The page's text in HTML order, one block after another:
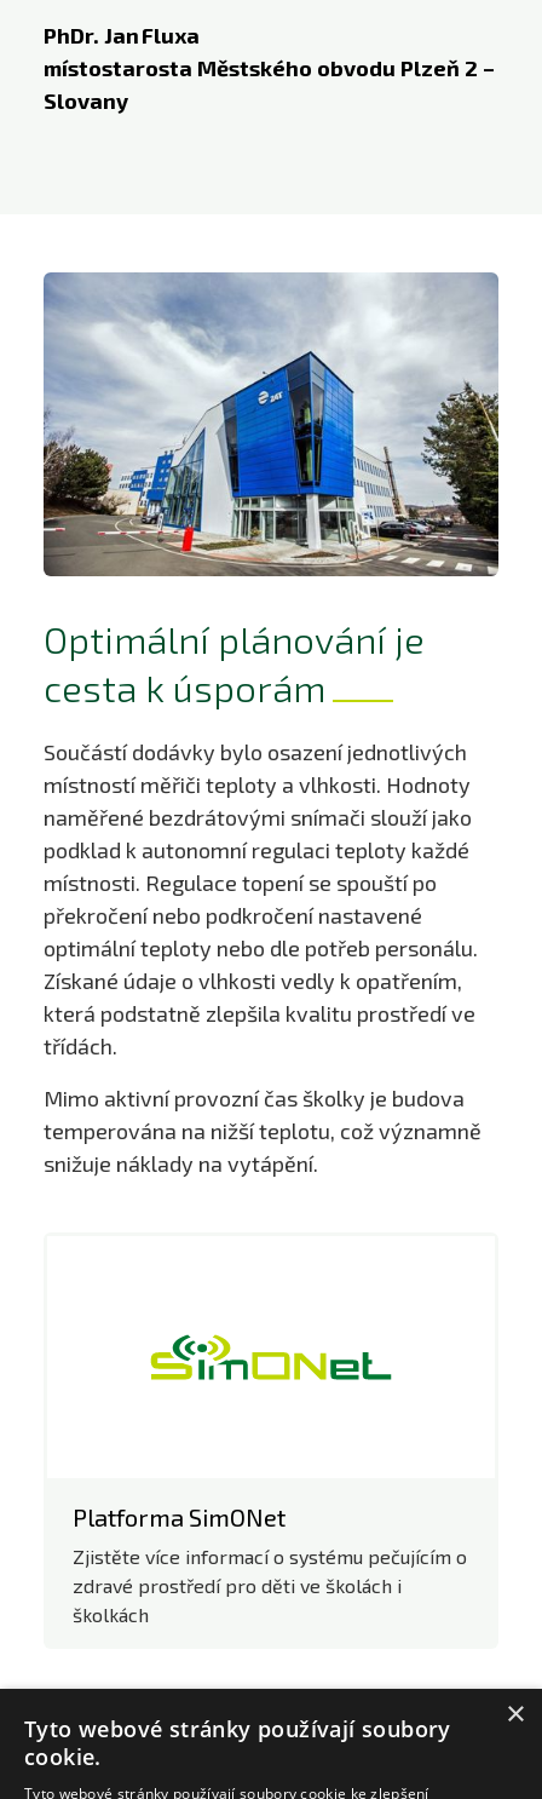
PhDr. Jan Fluxa
místostarosta Městského obvodu Plzeň 2 –
Slovany
Optimální plánování je
cesta k úsporám
Součástí dodávky bylo osazení jednotlivých
místností měřiči teploty a vlhkosti. Hodnoty
naměřené bezdrátovými snímači slouží jako
podklad k autonomní regulaci teploty každé
místnosti. Regulace topení se spouští po
překročení nebo podkročení nastavené
optimální teploty nebo dle potřeb personálu.
Získané údaje o vlhkosti vedly k opatřením,
která podstatně zlepšila kvalitu prostředí ve
třídách.
Mimo aktivní provozní čas školky je budova
temperována na nižší teplotu, což významně
snižuje náklady na vytápění.
Platforma SimONet
Zjistěte více informací o systému pečujícím o
zdravé prostředí pro děti ve školách i
školkách
×
Tyto webové stránky používají soubory
cookie.
Tyto webové stránky používají soubory cookie ke zlepšení